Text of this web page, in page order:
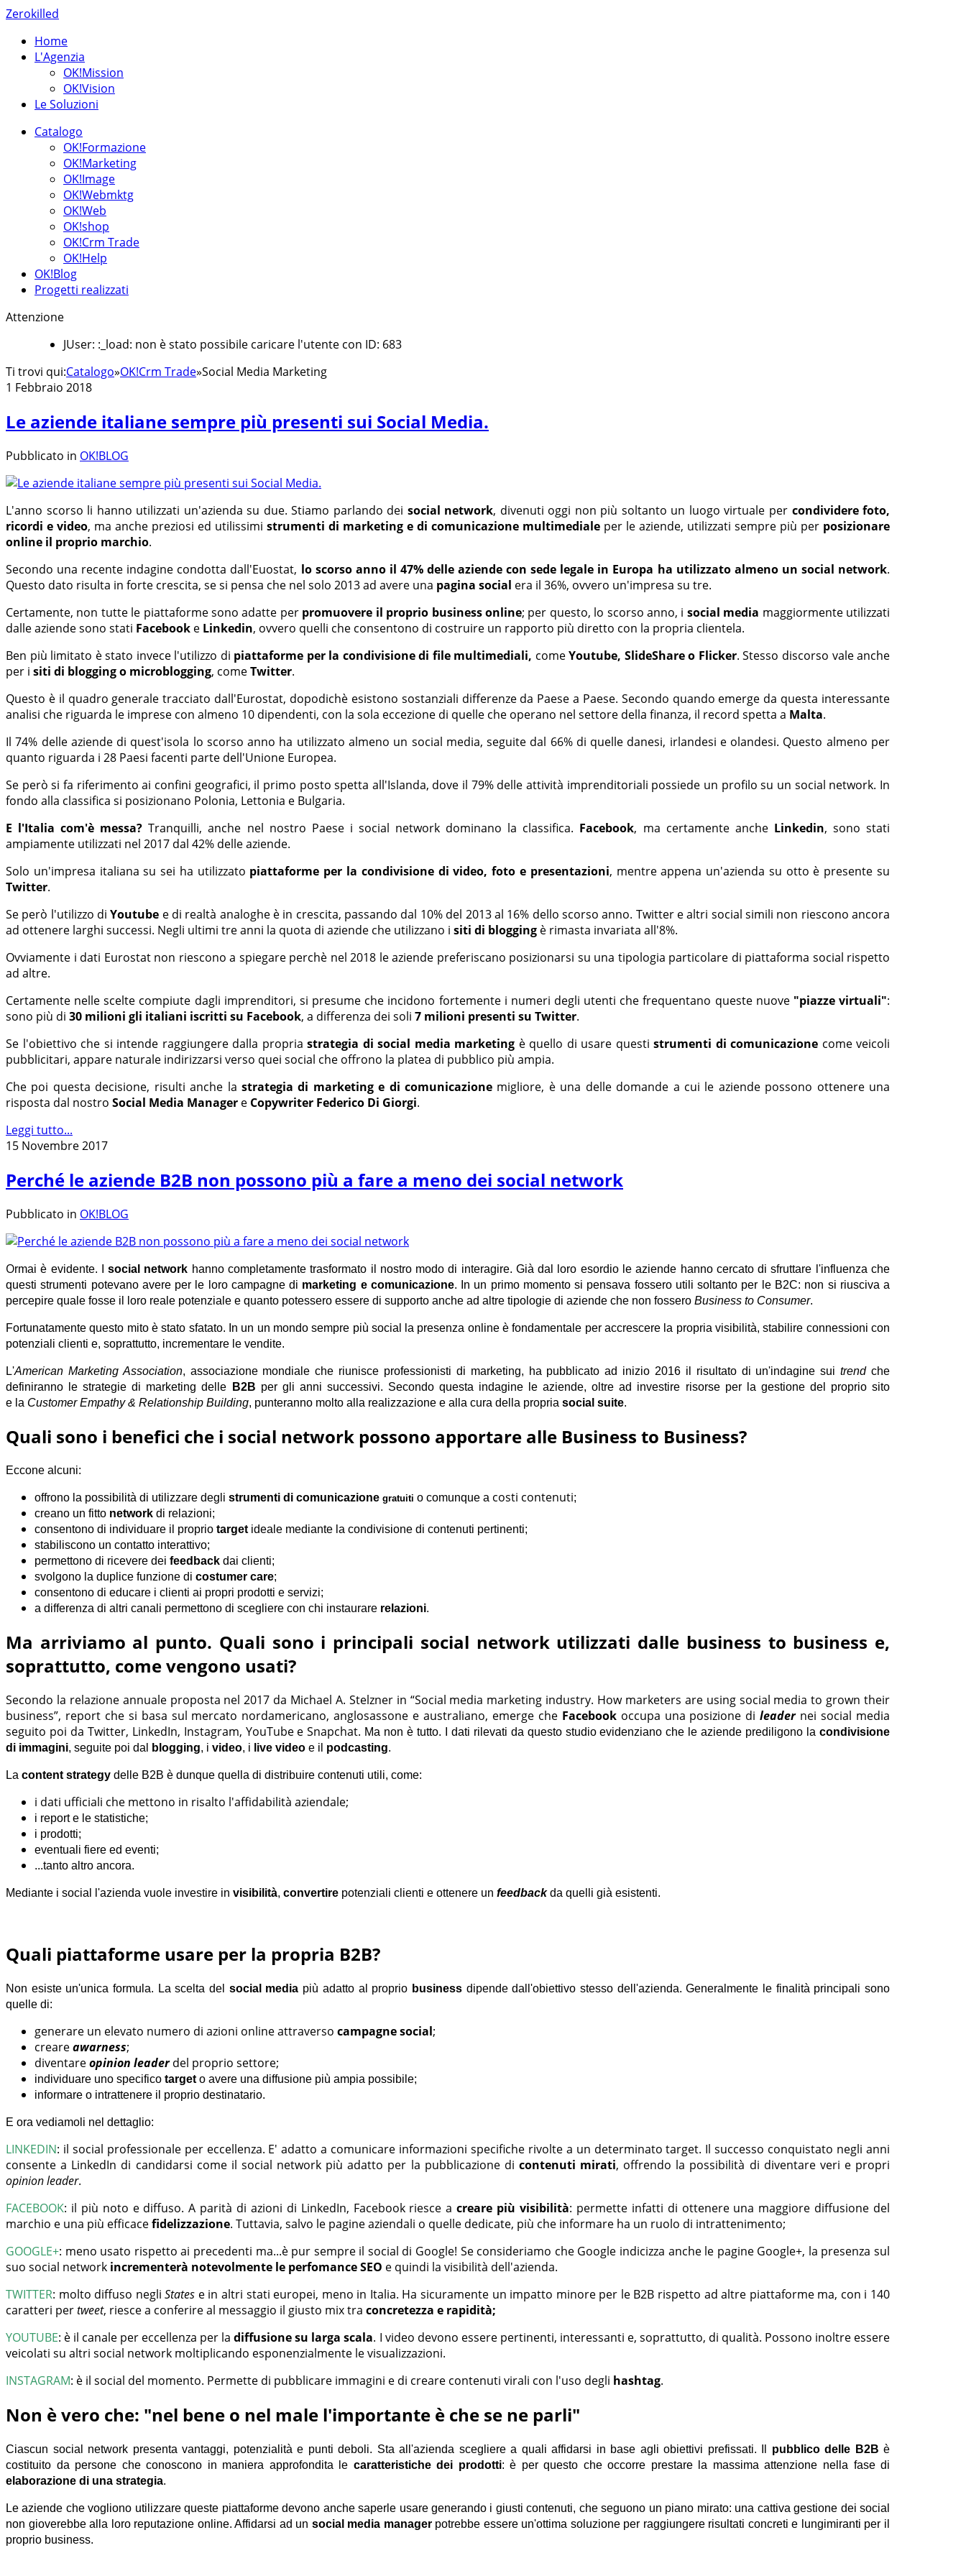
Zerokilled
Home
L'Agenzia
OK!Mission
OK!Vision
Le Soluzioni
Catalogo
OK!Formazione
OK!Marketing
OK!Image
OK!Webmktg
OK!Web
OK!shop
OK!Crm Trade
OK!Help
OK!Blog
Progetti realizzati
Attenzione
JUser: :_load: non è stato possibile caricare l'utente con ID: 683
Ti trovi qui:Catalogo»OK!Crm Trade»Social Media Marketing
1 Febbraio 2018
Le aziende italiane sempre più presenti sui Social Media.
Pubblicato in OK!BLOG
L'anno scorso li hanno utilizzati un'azienda su due. Stiamo parlando dei social network, divenuti oggi non più soltanto un luogo virtuale per condividere foto,
ricordi e video, ma anche preziosi ed utilissimi strumenti di marketing e di comunicazione multimediale per le aziende, utilizzati sempre più per posizionare
online il proprio marchio.
Secondo una recente indagine condotta dall'Euostat, lo scorso anno il 47% delle aziende con sede legale in Europa ha utilizzato almeno un social network.
Questo dato risulta in forte crescita, se si pensa che nel solo 2013 ad avere una pagina social era il 36%, ovvero un'impresa su tre.
Certamente, non tutte le piattaforme sono adatte per promuovere il proprio business online; per questo, lo scorso anno, i social media maggiormente utilizzati
dalle aziende sono stati Facebook e Linkedin, ovvero quelli che consentono di costruire un rapporto più diretto con la propria clientela.
Ben più limitato è stato invece l'utilizzo di piattaforme per la condivisione di file multimediali, comeYoutube, SlideShare o Flicker. Stesso discorso vale anche
per i siti di blogging o microblogging, comeTwitter.
Questo è il quadro generale tracciato dall'Eurostat, dopodichè esistono sostanziali differenze da Paese a Paese. Secondo quando emerge da questa interessante
analisi che riguarda le imprese con almeno 10 dipendenti, con la sola eccezione di quelle che operano nel settore della finanza, il record spetta a Malta.
Il 74% delle aziende di quest'isola lo scorso anno ha utilizzato almeno un social media, seguite dal 66% di quelle danesi, irlandesi e olandesi. Questo almeno per
quanto riguarda i 28 Paesi facenti parte dell'Unione Europea.
Se però si fa riferimento ai confini geografici, il primo posto spetta all'Islanda, dove il 79% delle attività imprenditoriali possiede un profilo su un social network. In
fondo alla classifica si posizionano Polonia, Lettonia e Bulgaria.
E l'Italia com'è messa? Tranquilli, anche nel nostro Paese i social network dominano la classifica. Facebook, ma certamente ancheLinkedin, sono stati
ampiamente utilizzati nel 2017 dal 42% delle aziende.
Solo un'impresa italiana su sei ha utilizzato piattaforme per la condivisione di video, foto e presentazioni, mentre appena un'azienda su otto è presente su
Twitter.
Se però l'utilizzo diYoutube e di realtà analoghe è in crescita, passando dal 10% del 2013 al 16% dello scorso anno. Twitter e altri social simili non riescono ancora
ad ottenere larghi successi. Negli ultimi tre anni la quota di aziende che utilizzano i siti di blogging è rimasta invariata all'8%.
Ovviamente i dati Eurostat non riescono a spiegare perchè nel 2018 le aziende preferiscano posizionarsi su una tipologia particolare di piattaforma social rispetto
ad altre.
Certamente nelle scelte compiute dagli imprenditori, si presume che incidono fortemente i numeri degli utenti che frequentano queste nuove "piazze virtuali":
sono più di 30 milioni gli italiani iscritti su Facebook, a differenza dei soli 7 milioni presenti su Twitter.
Se l'obiettivo che si intende raggiungere dalla propria strategia di social media marketing è quello di usare questi strumenti di comunicazione come veicoli
pubblicitari, appare naturale indirizzarsi verso quei social che offrono la platea di pubblico più ampia.
Che poi questa decisione, risulti anche la strategia di marketing e di comunicazione migliore, è una delle domande a cui le aziende possono ottenere una
risposta dal nostro Social Media Manager e Copywriter Federico Di Giorgi.
Leggi tutto...
15 Novembre 2017
Perché le aziende B2B non possono più a fare a meno dei social network
Pubblicato in OK!BLOG
Ormai è evidente. Isocial network hanno completamente trasformato il nostro modo di interagire. Già dal loro esordio le aziende hanno cercato di sfruttare l'influenza che
questi strumenti potevano avere per le loro campagne di marketing e comunicazione. In un primo momento si pensava fossero utili soltanto per le B2C: non si riusciva a
percepire quale fosse il loro reale potenziale e quanto potessero essere di supporto anche ad altre tipologie di aziende che non fossero Business to Consumer.
Fortunatamente questo mito è stato sfatato. In un un mondo sempre più social la presenza online è fondamentale per accrescere la propriavisibilità, stabilire connessioni con
potenziali clienti e, soprattutto, incrementare le vendite.
L'American Marketing Association, associazione mondiale che riunisce professionisti di marketing, ha pubblicato ad inizio 2016 il risultato di un'indagine suitrendche
definiranno lestrategie di marketing delle B2B per gli anni successivi. Secondo questa indagine le aziende, oltre ad investire risorse per la gestione del proprio sito
e la Customer Empathy & Relationship Building, punteranno molto alla realizzazione e alla cura della propria social suite.
Quali sono i benefici che i social network possono apportare alle Business to Business?
Eccone alcuni:
offrono la possibilità di utilizzare degli strumenti di comunicazione gratuiti o comunque a costi contenuti;
creano un fitto network di relazioni;
consentono di individuare il proprio target ideale mediante la condivisione di contenuti pertinenti;
stabiliscono un contatto interattivo;
permettono di ricevere dei feedback dai clienti;
svolgono la duplice funzione di costumer care;
consentono di educare i clienti ai propri prodotti e servizi;
a differenza di altri canali permettono di scegliere con chi instaurare relazioni.
Ma arriviamo al punto. Quali sono i principali social network utilizzati dalle business to business e,
soprattutto, come vengono usati?
Secondo la relazione annuale proposta nel 2017 da Michael A. Stelzner in “Social media marketing industry. How marketers are using social media to grown their
business”, report che si basa sul mercato nordamericano, anglosassone e australiano, emerge che Facebookoccupa una posizione dileader nei social media
seguito poi da Twitter, LinkedIn, Instagram, YouTube e Snapchat. Ma non è tutto. I dati rilevati da questo studio evidenziano che le aziende prediligono lacondivisione
di immagini, seguite poi dal blogging, i video, i live video e il podcasting.
La content strategy delle B2B è dunque quella di distribuire contenuti utili, come:
i dati ufficiali che mettono in risalto l'affidabilità aziendale;
i report e le statistiche;
i prodotti;
eventuali fiere ed eventi;
...tanto altro ancora.
Mediante i social l'azienda vuole investire in visibilità, convertire potenziali clienti e ottenere un feedbackda quelli già esistenti.
Quali piattaforme usare per la propria B2B?
Non esiste un'unica formula. La scelta del social media più adatto al proprio businessdipende dall'obiettivo stesso dell'azienda.Generalmente le finalità principali sono
quelle di:
generare un elevato numero di azioni online attraverso campagne social;
creareawarness;
diventareopinion leaderdel proprio settore;
individuare uno specifico target o avere una diffusione più ampia possibile;
informare o intrattenere il proprio destinatario.
E ora vediamoli nel dettaglio:
LINKEDIN: il social professionale per eccellenza. E' adatto a comunicare informazioni specifiche rivolte a un determinato target. Il successo conquistato negli anni
consente a LinkedIn di candidarsi come il social network più adatto per la pubblicazione di contenuti mirati, offrendo la possibilità di diventare veri e propri
opinion leader.
FACEBOOK: il più noto e diffuso. A parità di azioni di LinkedIn, Facebook riesce acreare più visibilità: permette infatti di ottenere una maggiore diffusione del
marchio e una più efficacefidelizzazione. Tuttavia, salvo le pagine aziendali o quelle dedicate, più che informare ha un ruolo di intrattenimento;
GOOGLE+: meno usato rispetto ai precedenti ma...è pur sempre il social di Google! Se consideriamo che Google indicizza anche le pagine Google+, la presenza sul
suo social network incrementerà notevolmente le perfomance SEO e quindi la visibilità dell'azienda.
TWITTER: molto diffuso negliStates e in altri stati europei, meno in Italia. Ha sicuramente un impatto minore per le B2B rispetto ad altre piattaforme ma, con i 140
caratteri pertweet, riesce a conferire al messaggio il giusto mix tra concretezza e rapidità;
YOUTUBE: è il canale per eccellenza per ladiffusione su larga scala. I video devono essere pertinenti, interessanti e, soprattutto, di qualità. Possono inoltre essere
veicolati su altri social network moltiplicando esponenzialmente le visualizzazioni.
INSTAGRAM: è il social del momento. Permette di pubblicare immagini e di creare contenuti virali con l'uso degli hashtag.
Non è vero che: "nel bene o nel male l'importante è che se ne parli"
Ciascun social network presenta vantaggi, potenzialità e punti deboli. Sta all'azienda scegliere a quali affidarsi in base agli obiettivi prefissati. Il pubblico delle B2B è
costituito da persone che conoscono in maniera approfondita le caratteristiche dei prodotti: è per questo che occorre prestare la massima attenzione nella fase di
elaborazione di una strategia.
Le aziende che vogliono utilizzare queste piattaforme devono anche saperle usare generando i giusti contenuti, che seguono un piano mirato: una cattiva gestione dei social
non gioverebbe alla loro reputazione online. Affidarsi ad un social media managerpotrebbe essere un'ottima soluzione per raggiungere risultati concreti e lungimiranti per il
proprio business.